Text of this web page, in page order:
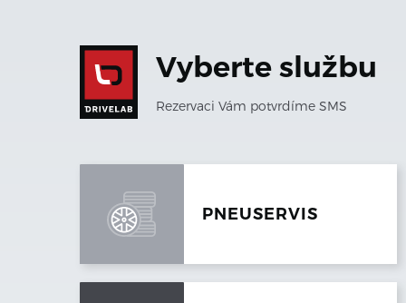
Vyberte službu
Rezervaci Vám potvrdíme SMS
PNEUSERVIS